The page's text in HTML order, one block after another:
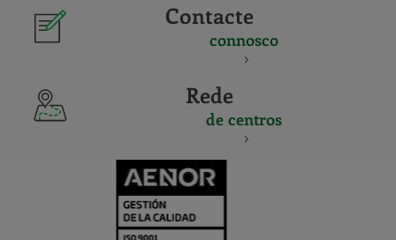
Contacte
connosco
Rede
de centros